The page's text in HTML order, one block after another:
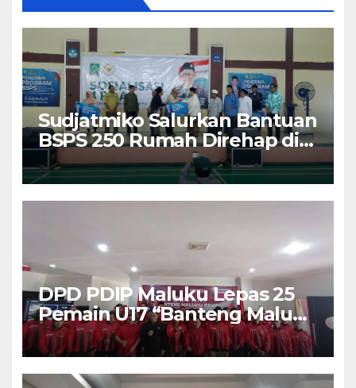
Sudjatmiko Salurkan Bantuan
BSPS 250 Rumah Direhap di
Depok
DPD PDIP Maluku Lepas 25
Pemain U17 “Banteng Maluku
Raya” ke Sokerano Cup di
Jawa Timur